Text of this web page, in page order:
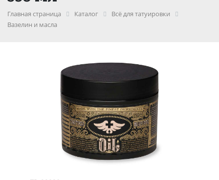
Главная страница Каталог
Всё для татуировки
Вазелин и масла